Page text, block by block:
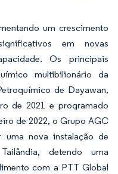
um crescimento
em novas
Os principais
multibilionário da
de Dayawan,
de 2021 e programado
de 2022, o Grupo AGC
uma nova instalação de
detendo uma
com a PTT Global